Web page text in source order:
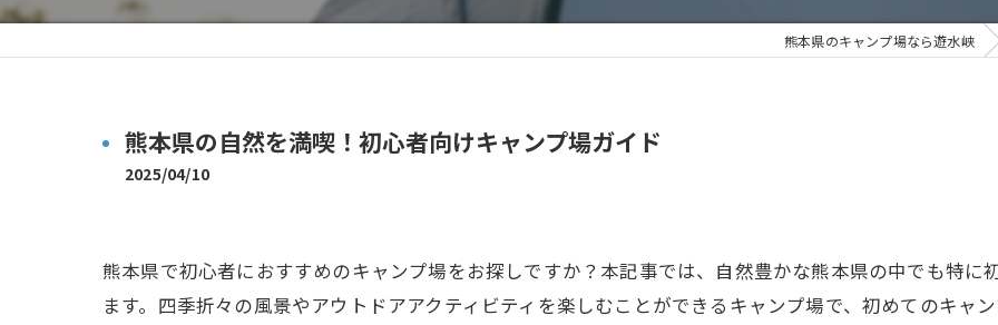
熊本県のキャンプ場なら遊水峡
熊本県の自然を満喫！初心者向けキャンプ場ガイド
2025/04/10
熊本県で初心者におすすめのキャンプ場をお探しですか？本記事では、自然豊かな熊本県の中でも特
ます。四季折々の風景やアウトドアアクティビティを楽しむことができるキャンプ場で、初めてのキャ